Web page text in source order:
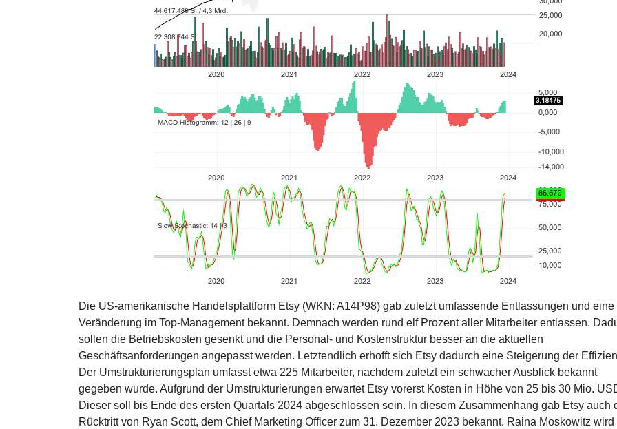
Die US-amerikanische Handelsplattform Etsy (WKN: A14P98) gab zuletzt umfassende Entlassungen und eine
Veränderung im Top-Management bekannt. Demnach werden rund elf Prozent aller Mitarbeiter entlassen.
sollen die Betriebskosten gesenkt und die Personal- und Kostenstruktur besser an die aktuellen
Geschäftsanforderungen angepasst werden. Letztendlich erhofft sich Etsy dadurch eine Steigerung der
Der Umstrukturierungsplan umfasst etwa 225 Mitarbeiter, nachdem zuletzt ein schwacher Ausblick bekannt
gegeben wurde. Aufgrund der Umstrukturierungen erwartet Etsy vorerst Kosten in Höhe von 25 bis 30 Mio.
Dieser soll bis Ende des ersten Quartals 2024 abgeschlossen sein. In diesem Zusammenhang gab Etsy auch
Rücktritt von Ryan Scott, dem Chief Marketing Officer zum 31. Dezember 2023 bekannt. Raina Moskowitz wird